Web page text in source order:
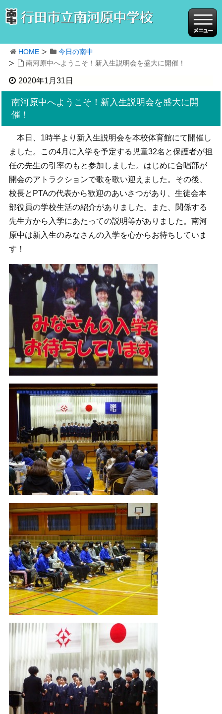
HOME
今日の南中
南河原中へようこそ！新入生説明会を盛大に開催！
2020年1月31日
南河原中へようこそ！新入生説明会を盛大に開
催！
本日、1時半より新入生説明会を本校体育館にて開催し
ました。この4月に入学を予定する児童32名と保護者が担
任の先生の引率のもと参加しました。はじめに合唱部が
開会のアトラクションで歌を歌い迎えました。その後、
校長とPTAの代表から歓迎のあいさつがあり、生徒会本
部役員の学校生活の紹介がありました。また、関係する
先生方から入学にあたっての説明等がありました。南河
原中は新入生のみなさんの入学を心からお待ちしていま
す！